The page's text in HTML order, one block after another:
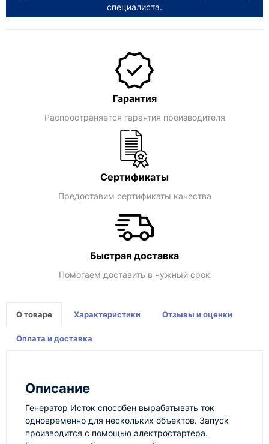
специалиста.
Гарантия
Распространяется гарантия производителя
Сертификаты
Предоставим сертификаты качества
Быстрая доставка
Помогаем доставить в нужный срок
О товаре Характеристики Отзывы и оценки
Оплата и доставка
Описание
Генератор Исток способен вырабатывать ток
одновременно для нескольких объектов. Запуск
производится с помощью электростартера.